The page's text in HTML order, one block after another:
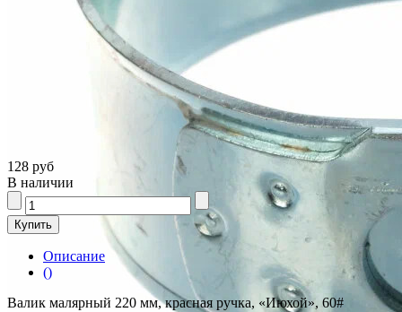
128 руб
В наличии
Описание
()
Валик малярный 220 мм, красная ручка, «Июхой», 60#